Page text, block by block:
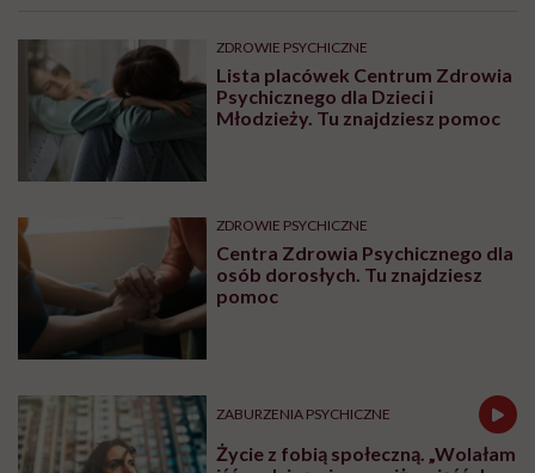
ZDROWIE PSYCHICZNE
Lista placówek Centrum Zdrowia
Psychicznego dla Dzieci i
Młodzieży. Tu znajdziesz pomoc
ZDROWIE PSYCHICZNE
Centra Zdrowia Psychicznego dla
osób dorosłych. Tu znajdziesz
pomoc
ZABURZENIA PSYCHICZNE
Życie z fobią społeczną. „Wolałam